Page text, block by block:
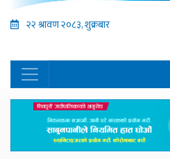
२२ श्रावण २०८३, शुक्रबार